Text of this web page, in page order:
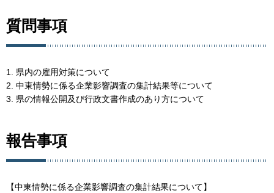
質問事項
1. 県内の雇用対策について
2. 中東情勢に係る企業影響調査の集計結果等について
3. 県の情報公開及び行政文書作成のあり方について
報告事項
【中東情勢に係る企業影響調査の集計結果について】